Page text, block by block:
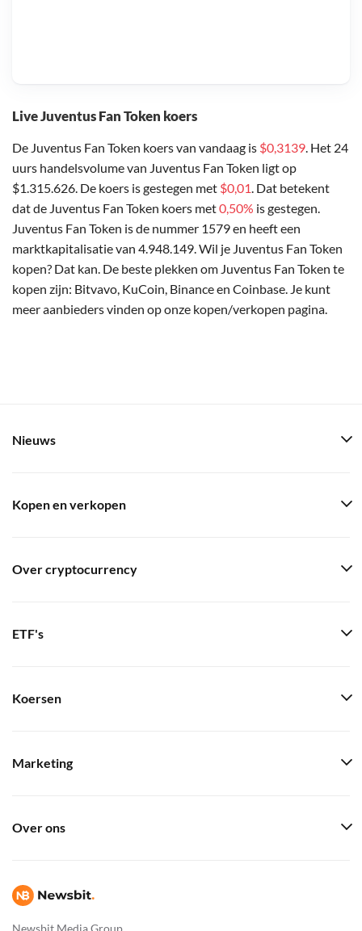
Live Juventus Fan Token koers
De Juventus Fan Token koers van vandaag is $0,3139. Het 24
uurs handelsvolume van Juventus Fan Token ligt op
$1.315.626. De koers is gestegen met $0,01. Dat betekent
dat de Juventus Fan Token koers met0,50% is gestegen.
Juventus Fan Token is de nummer 1579 en heeft een
marktkapitalisatie van 4.948.149. Wil je Juventus Fan Token
kopen? Dat kan. De beste plekken om Juventus Fan Token te
kopen zijn: Bitvavo, KuCoin, Binance en Coinbase. Je kunt
meer aanbieders vinden op onze kopen/verkopen pagina.
Newsbit Media Group
Nieuws
Kopen en verkopen
Over cryptocurrency
ETF's
Koersen
Marketing
Over ons